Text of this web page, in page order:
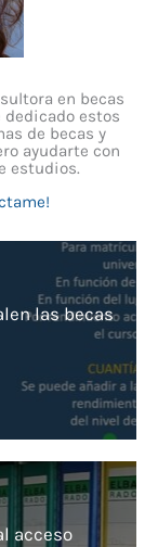
en becas
dedicado estos
de becas y
ayudarte con
estudios.
las becas
acceso